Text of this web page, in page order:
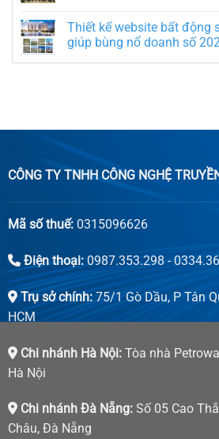
Thiết kế website bất động
giúp bùng nổ doanh số
CÔNG TY TNHH CÔNG NGHỆ
Mã số thuế:0315096626
Điện thoại:0987.353.298 -
Trụ sở chính:75/1 Gò Dầu, P Tân
HCM
Chi nhánh Hà Nội:Tòa nhà
Hà Nội
Chi nhánh Đà Nẵng:Số 05 Cao
Châu, Đà Nẵng